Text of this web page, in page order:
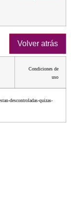
Condiciones de
uso
descontroladas-quizas-